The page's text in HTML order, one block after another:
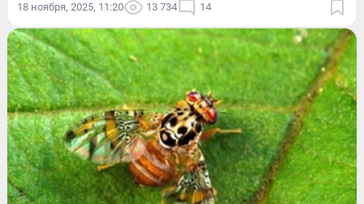
18 ноября, 2025, 11:20 13 734 14